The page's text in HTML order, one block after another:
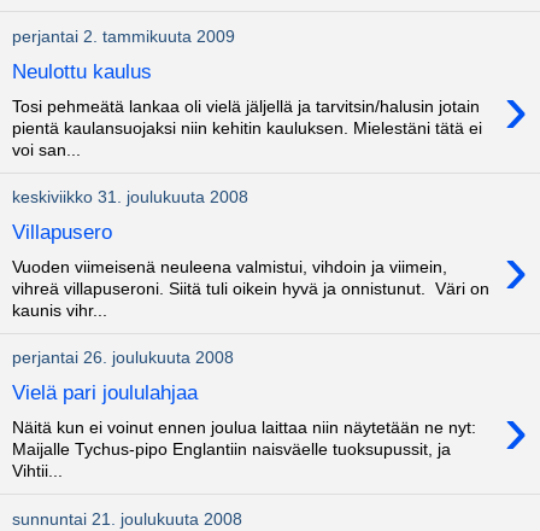
perjantai 2. tammikuuta 2009
Neulottu kaulus ›
Tosi pehmeätä lankaa oli vielä jäljellä ja tarvitsin/halusin jotain
pientä kaulansuojaksi niin kehitin kauluksen. Mielestäni tätä ei
voi san...
keskiviikko 31. joulukuuta 2008
Villapusero ›
Vuoden viimeisenä neuleena valmistui, vihdoin ja viimein,
vihreä villapuseroni. Siitä tuli oikein hyvä ja onnistunut. Väri on
kaunis vihr...
perjantai 26. joulukuuta 2008
Vielä pari joululahjaa ›
Näitä kun ei voinut ennen joulua laittaa niin näytetään ne nyt:
Maijalle Tychus-pipo Englantiin naisväelle tuoksupussit, ja
Vihtii...
sunnuntai 21. joulukuuta 2008